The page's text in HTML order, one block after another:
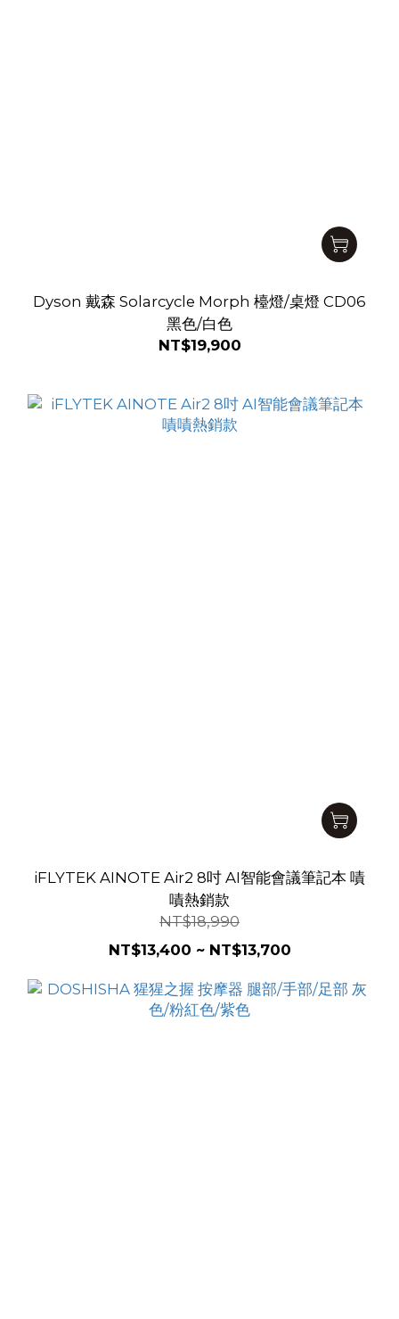
Dyson 戴森 Solarcycle Morph 檯燈/桌燈 CD06
黑色/白色
NT$19,900
iFLYTEK AINOTE Air2 8吋 AI智能會議筆記本 嘖
嘖熱銷款
NT$18,990
NT$13,400 ~ NT$13,700